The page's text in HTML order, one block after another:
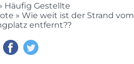
Häufig Gestellte
» Wie weit ist der Strand vom
entfernt??